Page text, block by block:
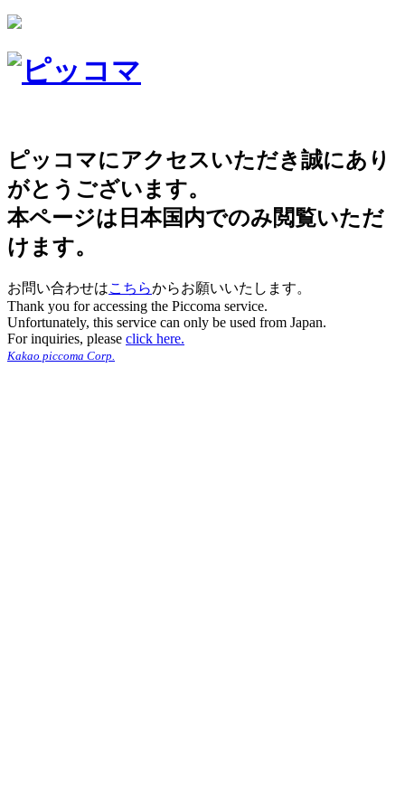
ピッコマにアクセスいただき誠にあり
がとうございます。
本ページは日本国内でのみ閲覧いただ
けます。
お問い合わせはこちらからお願いいたします。
Thank you for accessing the Piccoma service.
Unfortunately, this service can only be used from Japan.
For inquiries, please click here.
Kakao piccoma Corp.